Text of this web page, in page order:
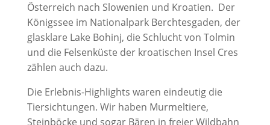
Österreich nach Slowenien und Kroatien. Der
Königssee im Nationalpark Berchtesgaden, der
glasklare Lake Bohinj, die Schlucht von Tolmin
und die Felsenküste der kroatischen Insel Cres
zählen auch dazu.
Die Erlebnis-Highlights waren eindeutig die
Tiersichtungen. Wir haben Murmeltiere,
Steinböcke und sogar Bären in freier Wildbahn